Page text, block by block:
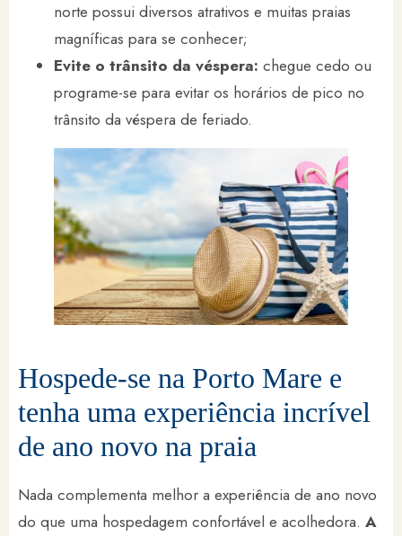
norte possui diversos atrativos e muitas praias
magníficas para se conhecer;
Evite o trânsito da véspera: chegue cedo ou
programe-se para evitar os horários de pico no
trânsito​ da véspera de feriado.
Hospede-se na Porto Mare e
tenha uma experiência incrível
de ano novo na praia
Nada complementa melhor a experiência de ano novo
do que uma hospedagem confortável e acolhedora. A